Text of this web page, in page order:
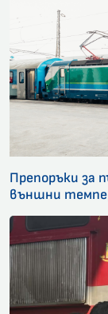
Препоръки за
външни